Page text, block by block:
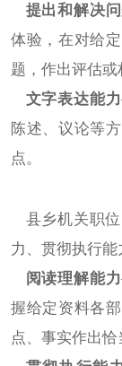
提出和解决
体验，在对给
题，作出评估或
文字表达能力
陈述、议论等
点。
县乡机关职
力、贯彻执行能
阅读理解能力
握给定资料各
点、事实作出恰